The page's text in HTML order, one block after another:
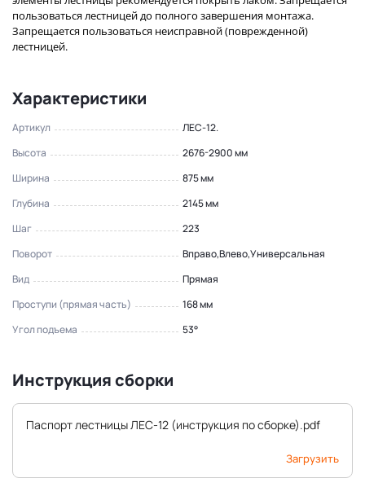
пользоваться лестницей до полного завершения монтажа.
Запрещается пользоваться неисправной (поврежденной)
лестницей.
Характеристики
Артикул
ЛЕС-12.
Высота
2676-2900 мм
Ширина
875 мм
Глубина
2145 мм
Шаг
223
Поворот
Вправо,Влево,Универсальная
Вид
Прямая
Проступи (прямая часть)
168 мм
Угол подъема
53°
Инструкция сборки
Паспорт лестницы ЛЕС-12 (инструкция по сборке).pdf
Загрузить